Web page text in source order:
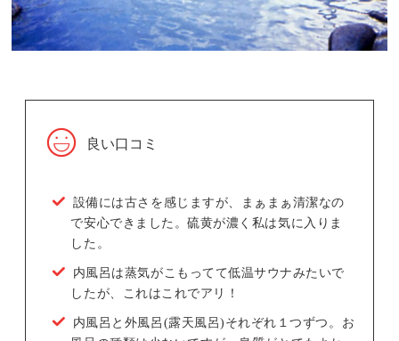
良い口コミ
設備には古さを感じますが、まぁまぁ清潔なの
で安心できました。硫黄が濃く私は気に入りま
した。
内風呂は蒸気がこもってて低温サウナみたいで
したが、これはこれでアリ！
内風呂と外風呂(露天風呂)それぞれ１つずつ。お